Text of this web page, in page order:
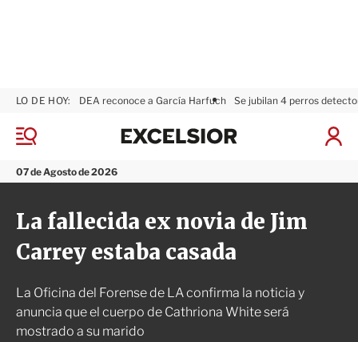
M
n
ú
07 de Agosto de 2026
LO DE HOY: DEA reconoce a García Harfuch Se jubilan 4 perros
I
x
l
o
La fallecida ex novia de Jim
Carrey estaba casada
La Oficina del Forense de LA confirma la noticia y
anuncia que el cuerpo de Cathriona White será
mostrado a su marido